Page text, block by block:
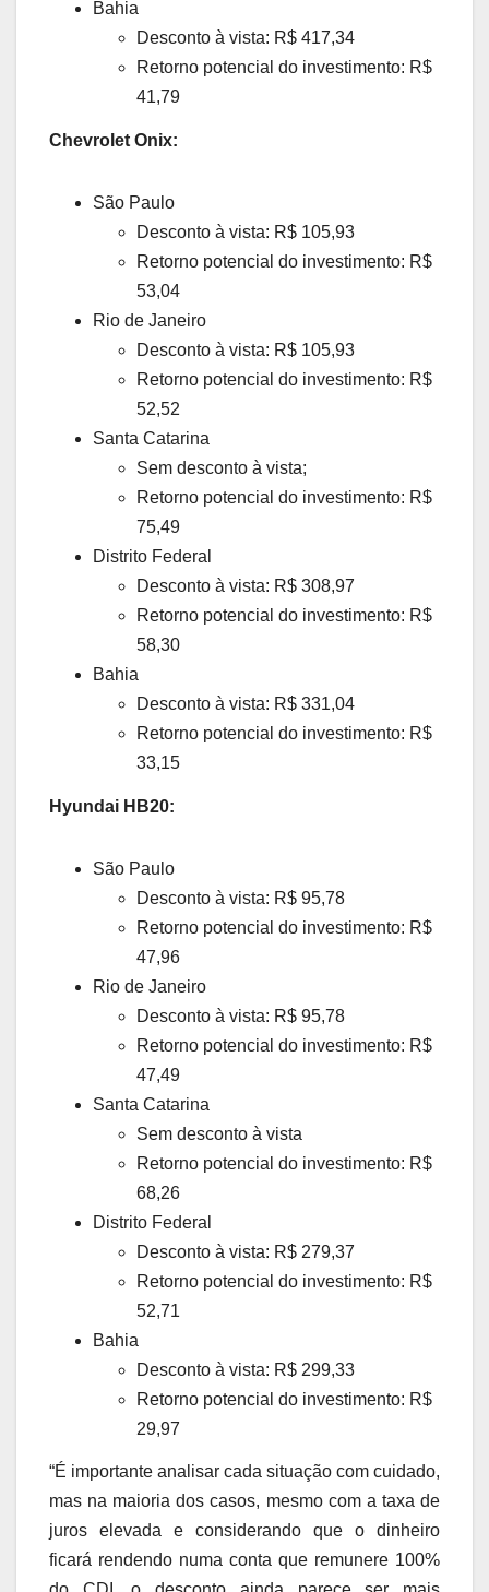
Bahia
Desconto à vista: R$ 417,34
Retorno potencial do investimento: R$
41,79
Chevrolet Onix:
São Paulo
Desconto à vista: R$ 105,93
Retorno potencial do investimento: R$
53,04
Rio de Janeiro
Desconto à vista: R$ 105,93
Retorno potencial do investimento: R$
52,52
Santa Catarina
Sem desconto à vista;
Retorno potencial do investimento: R$
75,49
Distrito Federal
Desconto à vista: R$ 308,97
Retorno potencial do investimento: R$
58,30
Bahia
Desconto à vista: R$ 331,04
Retorno potencial do investimento: R$
33,15
Hyundai HB20:
São Paulo
Desconto à vista: R$ 95,78
Retorno potencial do investimento: R$
47,96
Rio de Janeiro
Desconto à vista: R$ 95,78
Retorno potencial do investimento: R$
47,49
Santa Catarina
Sem desconto à vista
Retorno potencial do investimento: R$
68,26
Distrito Federal
Desconto à vista: R$ 279,37
Retorno potencial do investimento: R$
52,71
Bahia
Desconto à vista: R$ 299,33
Retorno potencial do investimento: R$
29,97
“É importante analisar cada situação com cuidado,
mas na maioria dos casos, mesmo com a taxa de
juros elevada e considerando que o dinheiro
ficará rendendo numa conta que remunere 100%